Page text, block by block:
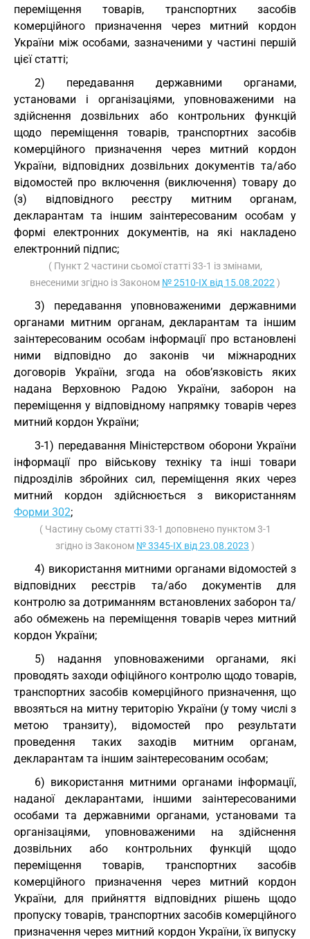
переміщення товарів, транспортних засобів
комерційного призначення через митний кордон
України між особами, зазначеними у частині першій
цієї статті;
2) передавання державними органами,
установами і організаціями, уповноваженими на
здійснення дозвільних або контрольних функцій
щодо переміщення товарів, транспортних засобів
комерційного призначення через митний кордон
України, відповідних дозвільних документів та/або
відомостей про включення (виключення) товару до
(з) відповідного реєстру митним органам,
декларантам та іншим заінтересованим особам у
формі електронних документів, на які накладено
електронний підпис;
( Пункт 2 частини сьомої статті 33-1 із змінами,
внесеними згідно із Законом № 2510-IX від 15.08.2022 )
3) передавання уповноваженими державними
органами митним органам, декларантам та іншим
заінтересованим особам інформації про встановлені
ними відповідно до законів чи міжнародних
договорів України, згода на обов’язковість яких
надана Верховною Радою України, заборон на
переміщення у відповідному напрямку товарів через
митний кордон України;
3-1) передавання Міністерством оборони України
інформації про військову техніку та інші товари
підрозділів збройних сил, переміщення яких через
митний кордон здійснюється з використанням
Форми 302;
( Частину сьому статті 33-1 доповнено пунктом 3-1
згідно із Законом № 3345-IX від 23.08.2023 )
4) використання митними органами відомостей з
відповідних реєстрів та/або документів для
контролю за дотриманням встановлених заборон та/
або обмежень на переміщення товарів через митний
кордон України;
5) надання уповноваженими органами, які
проводять заходи офіційного контролю щодо товарів,
транспортних засобів комерційного призначення, що
ввозяться на митну територію України (у тому числі з
метою транзиту), відомостей про результати
проведення таких заходів митним органам,
декларантам та іншим заінтересованим особам;
6) використання митними органами інформації,
наданої декларантами, іншими заінтересованими
особами та державними органами, установами та
організаціями, уповноваженими на здійснення
дозвільних або контрольних функцій щодо
переміщення товарів, транспортних засобів
комерційного призначення через митний кордон
України, для прийняття відповідних рішень щодо
пропуску товарів, транспортних засобів комерційного
призначення через митний кордон України, їх випуску